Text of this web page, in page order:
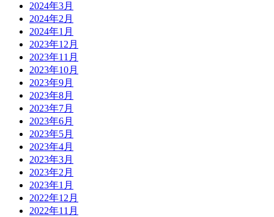
2024年3月
2024年2月
2024年1月
2023年12月
2023年11月
2023年10月
2023年9月
2023年8月
2023年7月
2023年6月
2023年5月
2023年4月
2023年3月
2023年2月
2023年1月
2022年12月
2022年11月